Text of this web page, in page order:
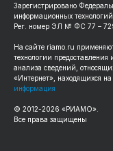
Зарегистрировано
информационных
Рег. номер ЭЛ № ФС 77 –
На сайте riamo.ru
технологии
анализа сведений,
«Интернет», находящихся
информация
© 2012-2026 «РИАМО».
Все права защищены